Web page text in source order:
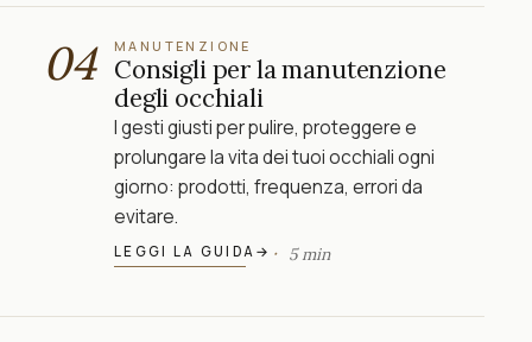
04 MANUTENZIONE
Consigli per la manutenzione
degli occhiali
I gesti giusti per pulire, proteggere e
prolungare la vita dei tuoi occhiali ogni
giorno: prodotti, frequenza, errori da
evitare.
LEGGI LA GUIDA → 5 min